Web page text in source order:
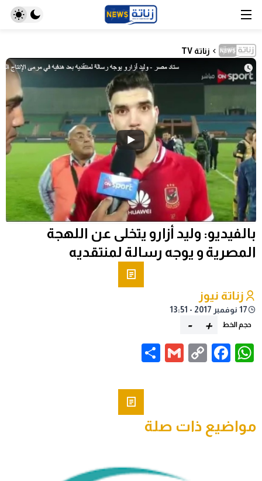
زناتة TV
بالفيديو: وليد أزارو يتخلى عن اللهجة
المصرية و يوجه رسالة لمنتقديه
زناتة نيوز
17 نوفمبر 2017 - 13:51
حجم الخط +
-
WhatsApp
Facebook
Copy
Gmail
مواضيع ذات صلة